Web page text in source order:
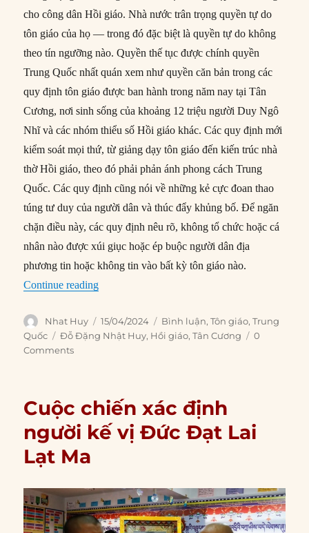
cho công dân Hồi giáo. Nhà nước trân trọng quyền tự do
tôn giáo của họ — trong đó đặc biệt là quyền tự do không
theo tín ngưỡng nào. Quyền thế tục được chính quyền
Trung Quốc nhất quán xem như quyền căn bản trong các
quy định tôn giáo được ban hành trong năm nay tại Tân
Cương, nơi sinh sống của khoảng 12 triệu người Duy Ngô
Nhĩ và các nhóm thiểu số Hồi giáo khác. Các quy định mới
kiểm soát mọi thứ, từ giảng dạy tôn giáo đến kiến trúc nhà
thờ Hồi giáo, theo đó phải phản ánh phong cách Trung
Quốc. Các quy định cũng nói về những kẻ cực đoan thao
túng tư duy của người dân và thúc đẩy khủng bố. Để ngăn
chặn điều này, các quy định nêu rõ, không tổ chức hoặc cá
nhân nào được xúi giục hoặc ép buộc người dân địa
phương tin hoặc không tin vào bất kỳ tôn giáo nào.
Continue reading“Không khí Ramadan u ám ở Tân Cương”
Author
Nhat Huy
Posted
on
15/04/2024 Categories
Bình luận,Tôn giáo,Trung
Quốc
Tags
Đỗ Đặng Nhật Huy, Hồi giáo,Tân Cương
0
Comments
Cuộc chiến xác định
người kế vị Đức Đạt Lai
Lạt Ma